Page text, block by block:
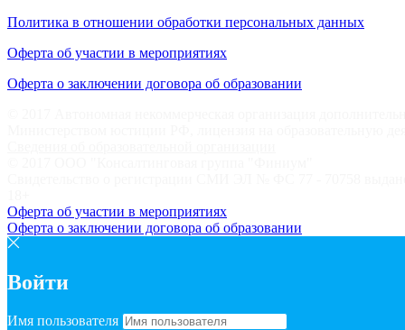
Политика в отношении обработки персональных данных
Оферта об участии в мероприятиях
Оферта о заключении договора об образовании
Оферта об участии в мероприятиях
Оферта о заключении договора об образовании
Войти
Имя пользователя